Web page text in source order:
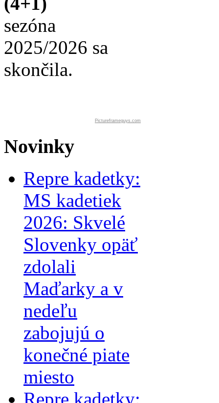
sezóna
2025/2026 sa
skončila.
Pictureframeguys.com
Novinky
Repre kadetky:
MS kadetiek
2026: Skvelé
Slovenky opäť
zdolali
Maďarky a v
nedeľu
zabojujú o
konečné piate
miesto
Repre kadetky: